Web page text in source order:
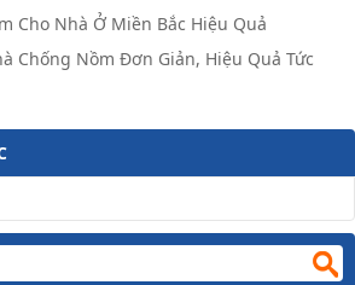
Cho Nhà Ở Miền Bắc Hiệu Quả
Chống Nồm Đơn Giản, Hiệu Quả Tức